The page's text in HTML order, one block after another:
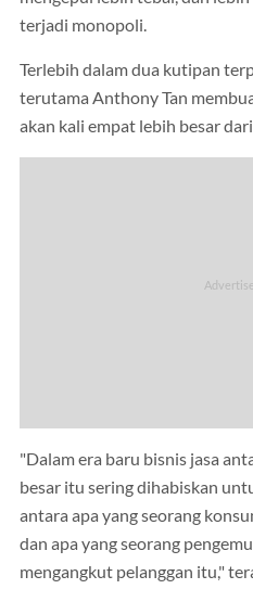
terjadi monopoli.
Terlebih dalam dua kutipan
terutama Anthony Tan
akan kali empat lebih besar
"Dalam era baru bisnis jasa
besar itu sering dihabiskan
antara apa yang seorang
dan apa yang seorang
mengangkut pelanggan itu,"